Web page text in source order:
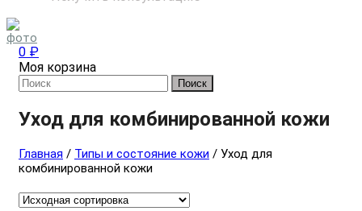
0 ₽
Моя корзина
Поиск
Уход для комбинированной кожи
Главная / Типы и состояние кожи / Уход для
комбинированной кожи